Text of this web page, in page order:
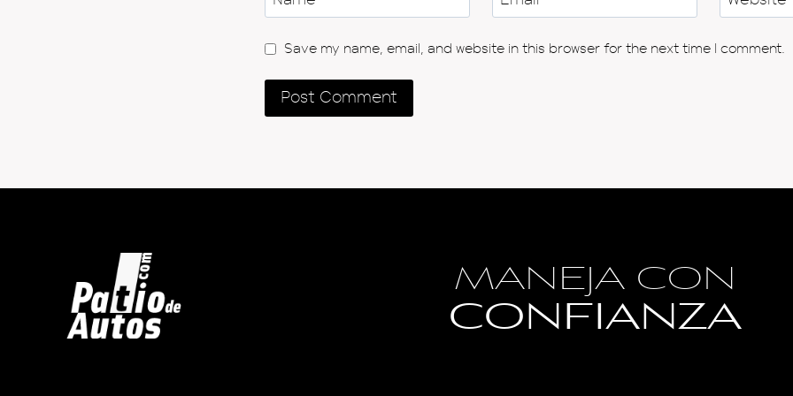
Save my name, email, and website in this browser for the next time I comment.
MANEJA CON
CONFIANZA